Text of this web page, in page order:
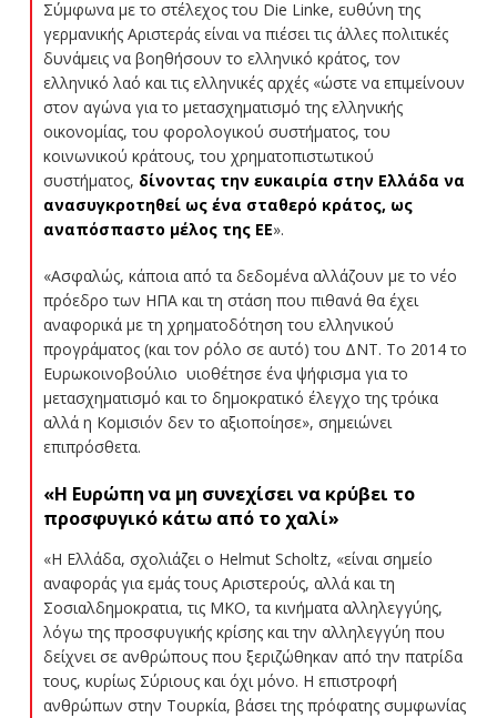
Σύμφωνα με το στέλεχος του Die Linke, ευθύνη της
γερμανικής Αριστεράς είναι να πιέσει τις άλλες πολιτικές
δυνάμεις να βοηθήσουν το ελληνικό κράτος, τον
ελληνικό λαό και τις ελληνικές αρχές «ώστε να επιμείνουν
στον αγώνα για το μετασχηματισμό της ελληνικής
οικονομίας, του φορολογικού συστήματος, του
κοινωνικού κράτους, του χρηματοπιστωτικού
συστήματος, δίνοντας την ευκαιρία στην Ελλάδα να
ανασυγκροτηθεί ως ένα σταθερό κράτος, ως
αναπόσπαστο μέλος της ΕΕ».
«Ασφαλώς, κάποια από τα δεδομένα αλλάζουν με το νέο
πρόεδρο των ΗΠΑ και τη στάση που πιθανά θα έχει
αναφορικά με τη χρηματοδότηση του ελληνικού
προγράματος (και τον ρόλο σε αυτό) του ΔΝΤ. Το 2014 το
Ευρωκοινοβούλιο υιοθέτησε ένα ψήφισμα για το
μετασχηματισμό και το δημοκρατικό έλεγχο της τρόικα
αλλά η Κομισιόν δεν το αξιοποίησε», σημειώνει
επιπρόσθετα.
«Η Ευρώπη να μη συνεχίσει να κρύβει το
προσφυγικό κάτω από το χαλί»
«Η Ελλάδα, σχολιάζει ο Helmut Scholtz, «είναι σημείο
αναφοράς για εμάς τους Αριστερούς, αλλά και τη
Σοσιαλδημοκρατια, τις ΜΚΟ, τα κινήματα αλληλεγγύης,
λόγω της προσφυγικής κρίσης και την αλληλεγγύη που
δείχνει σε ανθρώπους που ξεριζώθηκαν από την πατρίδα
τους, κυρίως Σύριους και όχι μόνο. Η επιστροφή
ανθρώπων στην Τουρκία, βάσει της πρόφατης συμφωνίας